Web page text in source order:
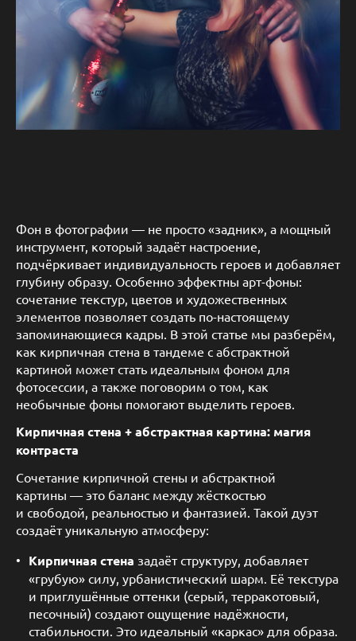
Фон в фотографии — не просто «задник», а мощный
инструмент, который задаёт настроение,
подчёркивает индивидуальность героев и добавляет
глубину образу. Особенно эффектны арт-фоны:
сочетание текстур, цветов и художественных
элементов позволяет создать по-настоящему
запоминающиеся кадры. В этой статье мы разберём,
как кирпичная стена в тандеме с абстрактной
картиной может стать идеальным фоном для
фотосессии, а также поговорим о том, как
необычные фоны помогают выделить героев.
Кирпичная стена + абстрактная картина: магия
контраста
Сочетание кирпичной стены и абстрактной
картины — это баланс между жёсткостью
и свободой, реальностью и фантазией. Такой дуэт
создаёт уникальную атмосферу:
Кирпичная стена задаёт структуру, добавляет
«грубую» силу, урбанистический шарм. Её текстура
и приглушённые оттенки (серый, терракотовый,
песочный) создают ощущение надёжности,
стабильности. Это идеальный «каркас» для образа.